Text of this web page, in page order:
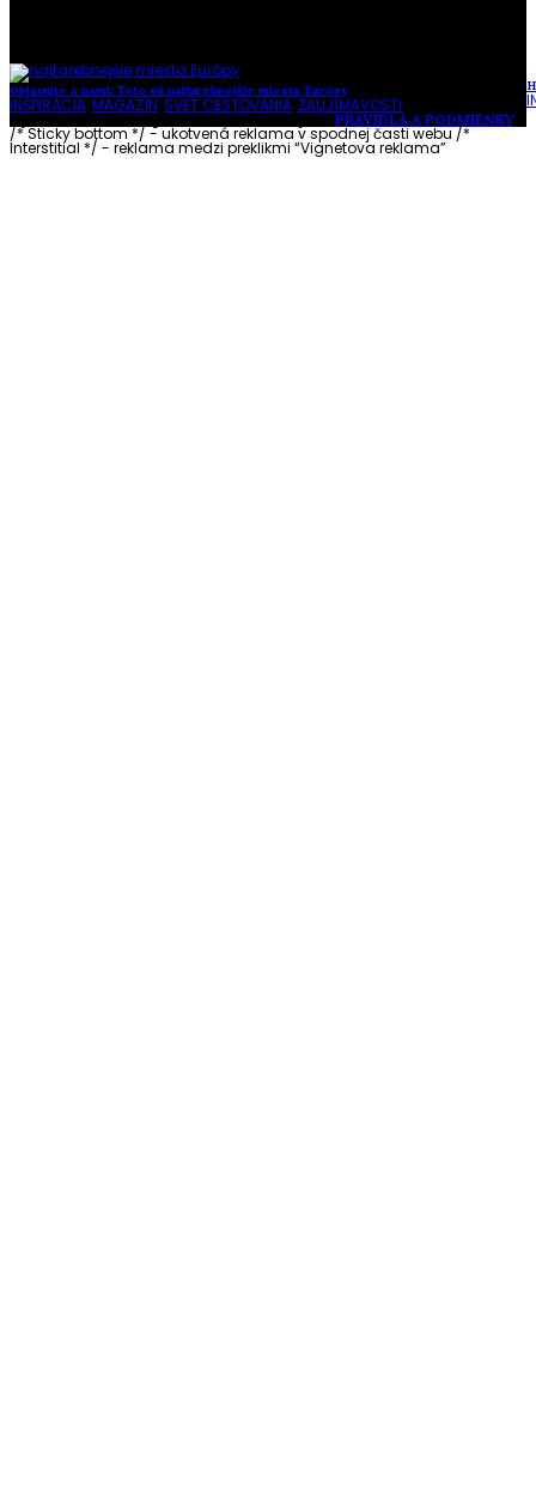
Objavujte s nami: Toto sú najfarebnejšie miesta Európy
INŠPIRÁCIA MAGAZÍN SVET CESTOVANIA ZAUJÍMAVOSTI
PRAVIDLÁ A PODMIENKY
/* Sticky bottom */ - ukotvená reklama v spodnej časti webu/*
Interstitial */ - reklama medzi preklikmi “Vignetova reklama”